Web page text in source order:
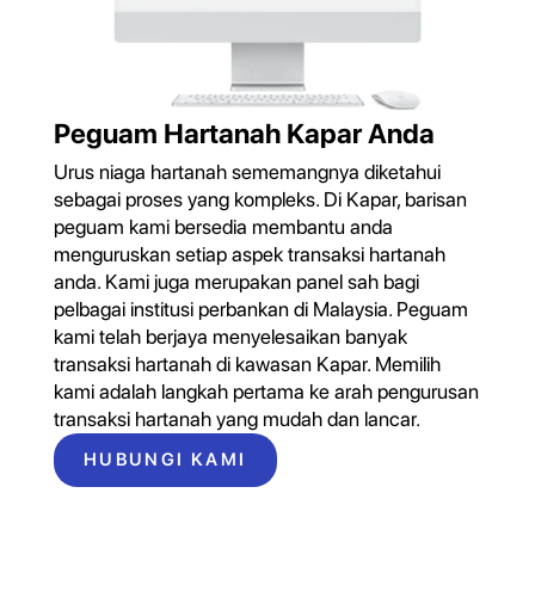
Peguam Hartanah Kapar Anda
Urus niaga hartanah sememangnya diketahui
sebagai proses yang kompleks. Di Kapar, barisan
peguam kami bersedia membantu anda
menguruskan setiap aspek transaksi hartanah
anda. Kami juga merupakan panel sah bagi
pelbagai institusi perbankan di Malaysia. Peguam
kami telah berjaya menyelesaikan banyak
transaksi hartanah di kawasan Kapar. Memilih
kami adalah langkah pertama ke arah pengurusan
transaksi hartanah yang mudah dan lancar.
HUBUNGI KAMI